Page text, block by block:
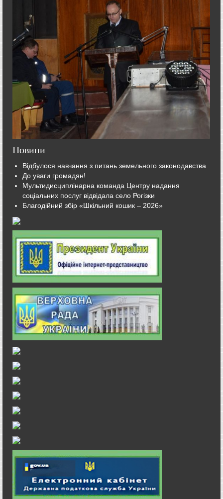
Новини
Відбулося навчання з питань земельного законодавства
До уваги громадян!
Мультидисциплінарна команда Центру надання
соціальних послуг відвідала село Рогізки
Благодійний збір «Шкільний кошик – 2026»